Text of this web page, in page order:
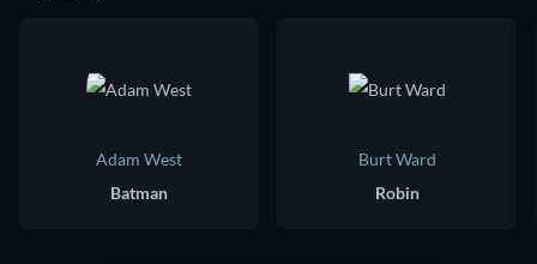
Adam West
Batman
Burt Ward
Robin